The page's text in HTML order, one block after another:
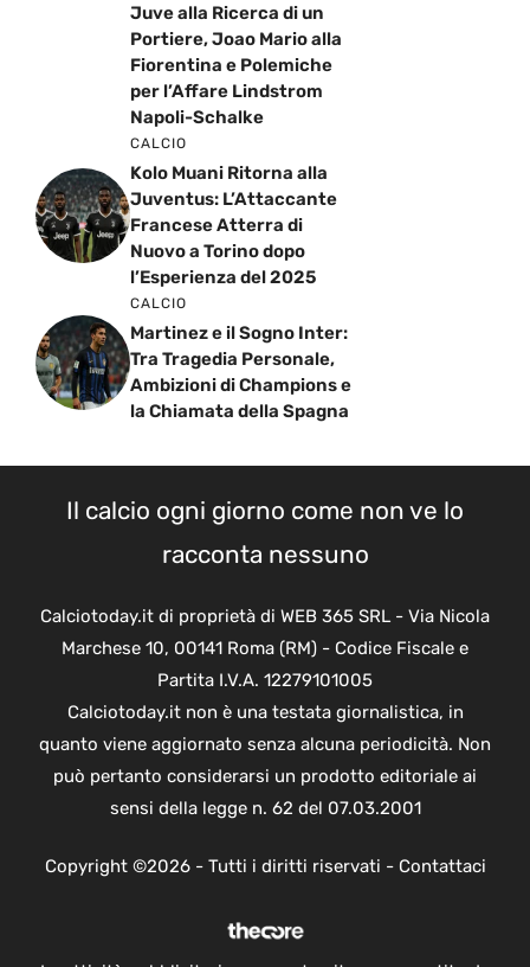
Juve alla Ricerca di un
Portiere, Joao Mario alla
Fiorentina e Polemiche
per l’Affare Lindstrom
Napoli-Schalke
CALCIO
Kolo Muani Ritorna alla
Juventus: L’Attaccante
Francese Atterra di
Nuovo a Torino dopo
l’Esperienza del 2025
CALCIO
Martinez e il Sogno Inter:
Tra Tragedia Personale,
Ambizioni di Champions e
la Chiamata della Spagna
Il calcio ogni giorno come non ve lo
racconta nessuno
Calciotoday.it di proprietà di WEB 365 SRL - Via Nicola
Marchese 10, 00141 Roma (RM) - Codice Fiscale e
Partita I.V.A. 12279101005
Calciotoday.it non è una testata giornalistica, in
quanto viene aggiornato senza alcuna periodicità. Non
può pertanto considerarsi un prodotto editoriale ai
sensi della legge n. 62 del 07.03.2001
Copyright ©2026 - Tutti i diritti riservati - Contattaci